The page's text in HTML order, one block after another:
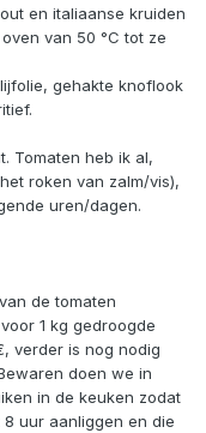
en italiaanse kruiden
van 50 °C tot ze
gehakte knoflook
Tomaten heb ik al,
roken van zalm/vis),
uren/dagen.
de tomaten
1 kg gedroogde
verder is nog nodig
doen we in
in de keuken zodat
uur aanliggen en die